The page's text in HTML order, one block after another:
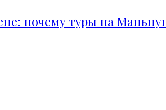
почему туры на